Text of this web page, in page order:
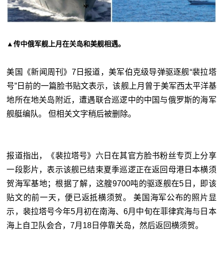
▲传中俄军舰上月在关岛和美舰相遇。
美国《新闻周刊》7日报道，美军伯克级导弹驱逐舰“裴拉塔
号”日前的一篇脸书贴文表示，该舰上月曾于美军西太平洋基
地所在地关岛附近，遭遇联合巡逻中的中国与俄罗斯的海军
舰艇编队。 但相关文字稍后被删除。
报道指出，《裴拉塔号》六日在其官方脸书粉丝专页上分享
一段影片，表示该舰已结束夏季巡逻正在返回母港日本横须
贺海军基地；根据了解，这艘9700吨的驱逐舰在5日，即该
贴文的前一天，便已返抵横须贺。 美国海军公布的照片显
示，裴拉塔号今年5月初在南海、6月中旬在菲律宾海与日本
海上自卫队会合，7月18日停靠关岛，然后返回横须贺。